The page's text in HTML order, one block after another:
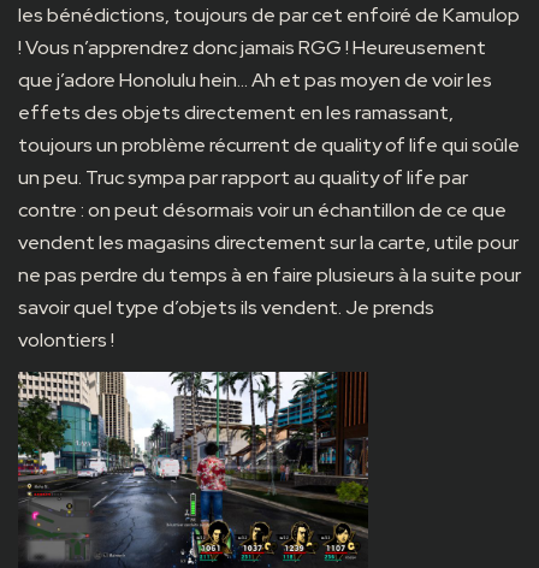
les bénédictions, toujours de par cet enfoiré de Kamulop
! Vous n’apprendrez donc jamais RGG ! Heureusement
que j’adore Honolulu hein… Ah et pas moyen de voir les
effets des objets directement en les ramassant,
toujours un problème récurrent de quality of life qui soûle
un peu. Truc sympa par rapport au quality of life par
contre : on peut désormais voir un échantillon de ce que
vendent les magasins directement sur la carte, utile pour
ne pas perdre du temps à en faire plusieurs à la suite pour
savoir quel type d’objets ils vendent. Je prends
volontiers !